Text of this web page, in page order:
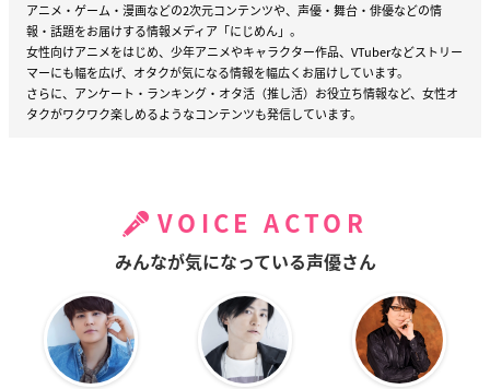
アニメ・ゲーム・漫画などの2次元コンテンツや、声優・舞台・俳優などの情
報・話題をお届けする情報メディア「にじめん」。
女性向けアニメをはじめ、少年アニメやキャラクター作品、VTuberなどストリー
マーにも幅を広げ、オタクが気になる情報を幅広くお届けしています。
さらに、アンケート・ランキング・オタ活（推し活）お役立ち情報など、女性オ
タクがワクワク楽しめるようなコンテンツも発信しています。
VOICE ACTOR
みんなが気になっている声優さん